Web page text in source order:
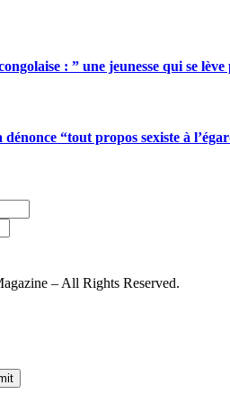
: ” une jeunesse qui se
“tout propos sexiste à
– All Rights Reserved.